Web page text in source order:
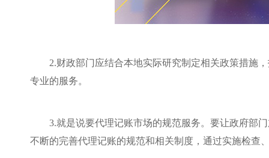
2.财政部门应结合本地实际研究制定相关政策措施
专业的服务。
3.就是说要代理记账市场的规范服务。要让政府部
不断的完善代理记账的规范和相关制度，通过实施检查